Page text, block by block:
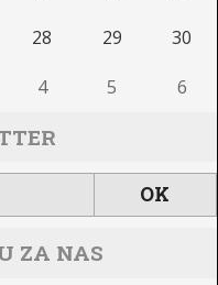
28 29 30
4 5 6
ZA NAS